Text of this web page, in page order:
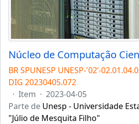
Núcleo de Computação
BR SPUNESP UNESP-'02’-
DIG 20230405.072
· Item · 2023-04-05
Parte de Unesp - Universidade
"Júlio de Mesquita Filho"